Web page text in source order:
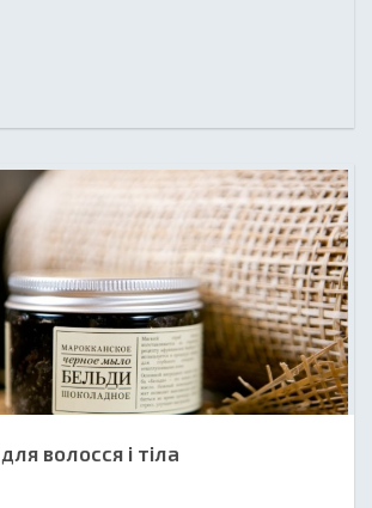
волосся і тіла